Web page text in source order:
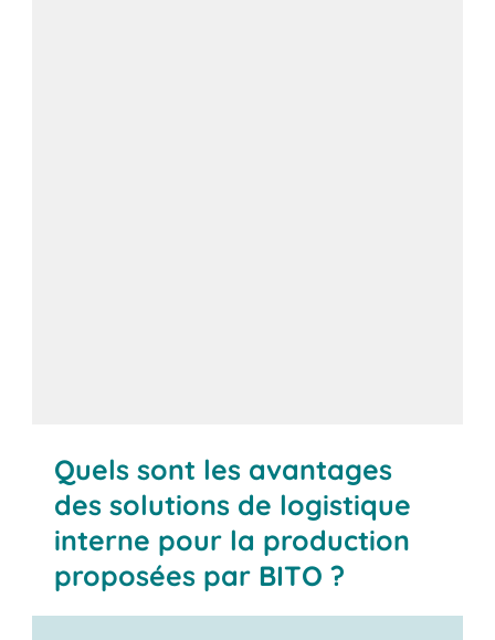
Quels sont les avantages
des solutions de logistique
interne pour la production
proposées par BITO ?